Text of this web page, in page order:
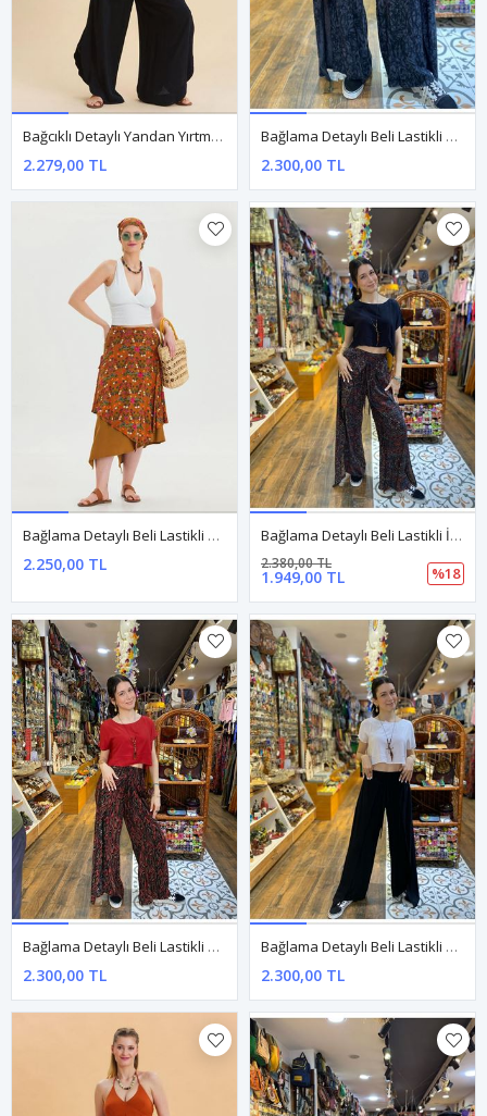
Bağcıklı Detaylı Yandan Yırtmaçlı Siyah Kadın Viskon Pantolon
2.279,00 TL
Bağlama Detaylı Beli Lastikli Antrasit Pantolon
2.300,00 TL
Bağlama Detaylı Beli Lastikli Hardal Bohem Etek
2.250,00 TL
Bağlama Detaylı Beli Lastikli İndigo Pantolon
1.949,00 TL
2.380,00 TL
%18
Bağlama Detaylı Beli Lastikli Siyah Desenli Etnik Pantolon
2.300,00 TL
Bağlama Detaylı Beli Lastikli Siyah Pantolon
2.300,00 TL